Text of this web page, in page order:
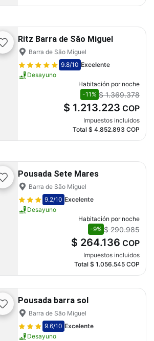
Ritz Barra de São Miguel
Barra de São Miguel
9.8/10 Excelente
Desayuno
Habitación por noche
-11% $ 1.369.378
$ 1.213.223 COP
Impuestos incluidos
Total $ 4.852.893 COP
Pousada Sete Mares
Barra de São Miguel
9.2/10 Excelente
Desayuno
Habitación por noche
-9% $ 290.985
$ 264.136 COP
Impuestos incluidos
Total $ 1.056.545 COP
Pousada barra sol
Barra de São Miguel
9.6/10 Excelente
Desayuno